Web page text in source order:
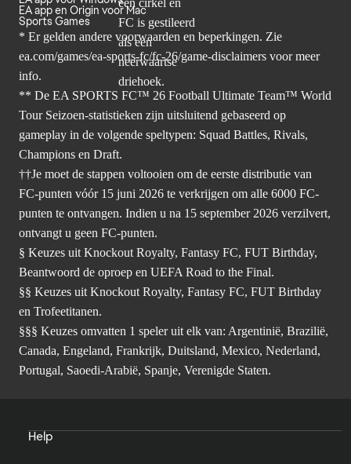
EA app en Origin voor Mac
Sports Games
* Er gelden andere voorwaarden en beperkingen. Zie
ea.com/games/ea-sports-fc/fc-26/game-disclaimers voor meer
info.
** De EA SPORTS FC™ 26 Football Ultimate Team™ World
Tour Seizoen-statistieken zijn uitsluitend gebaseerd op
gameplay in de volgende speltypen: Squad Battles, Rivals,
Champions en Draft.
††Je moet de stappen voltooien om de eerste distributie van
FC-punten vóór 15 juni 2026 te verkrijgen om alle 6000 FC-
punten te ontvangen. Indien u na 15 september 2026 verzilvert,
ontvangt u geen FC-punten.
§ Keuzes uit Knockout Royalty, Fantasy FC, FUT Birthday,
Beantwoord de oproep en UEFA Road to the Final.
§§ Keuzes uit Knockout Royalty, Fantasy FC, FUT Birthday
en Trofeetitanen.
§§§ Keuzes omvatten 1 speler uit elk van: Argentinië, Brazilië,
Canada, Engeland, Frankrijk, Duitsland, Mexico, Nederland,
Portugal, Saoedi-Arabië, Spanje, Verenigde Staten.
Help